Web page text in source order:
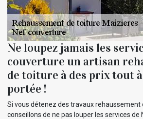
Ne loupez jamais les
couverture un artisan
de toiture à des prix tout
portée !
Si vous détenez des travaux rehaussement
conseillons de ne pas louper les services de